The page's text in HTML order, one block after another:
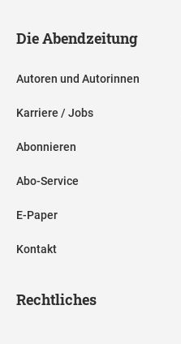
Die Abendzeitung
Autoren und Autorinnen
Karriere / Jobs
Abonnieren
Abo-Service
E-Paper
Kontakt
Rechtliches